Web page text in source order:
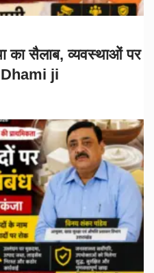
का सैलाब, व्यवस्थाओं पर
Dhami ji